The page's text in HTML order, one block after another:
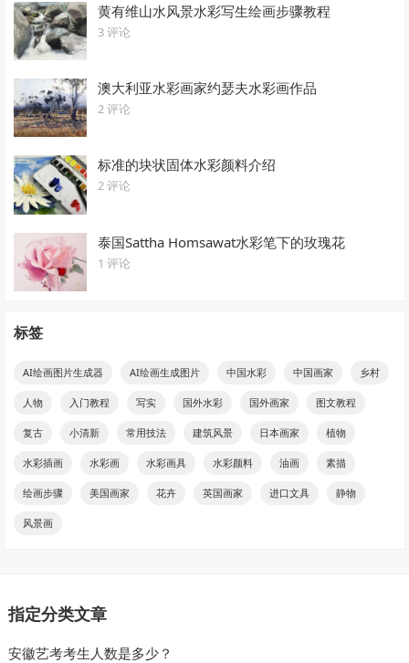
黄有维山水风景水彩写生绘画步骤教程
3 评论
澳大利亚水彩画家约瑟夫水彩画作品
2 评论
标准的块状固体水彩颜料介绍
2 评论
泰国Sattha Homsawat水彩笔下的玫瑰花
1 评论
标签
AI绘画图片生成器 AI绘画生成图片 中国水彩 中国画家 乡村
人物 入门教程 写实 国外水彩 国外画家 图文教程
复古 小清新 常用技法 建筑风景 日本画家 植物
水彩插画 水彩画 水彩画具 水彩颜料 油画 素描
绘画步骤 美国画家 花卉 英国画家 进口文具 静物
风景画
指定分类文章
安徽艺考考生人数是多少？